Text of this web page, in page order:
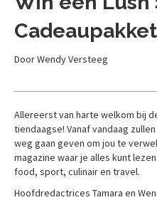
Door Wendy Versteeg
Allereerst van harte welkom bij
tiendaagse! Vanaf vandaag
weg gaan geven om jou te
magazine waar je alles kunt
food, sport, culinair en travel.
Hoofdredactrices Tamara en